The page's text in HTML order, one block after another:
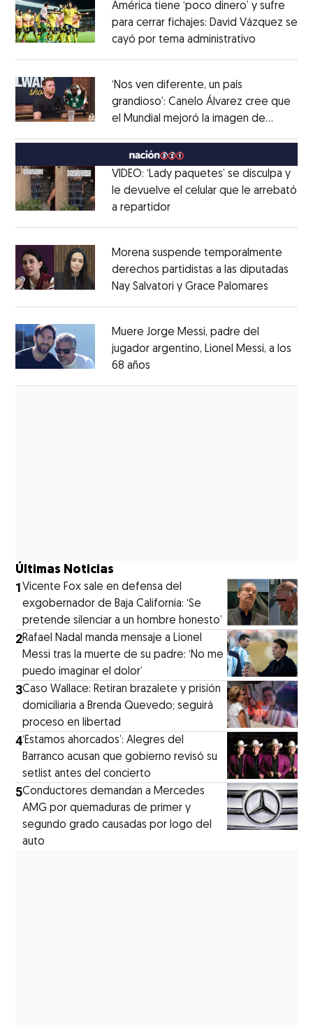
América tiene ‘poco dinero’ y sufre
para cerrar fichajes: David Vázquez se
cayó por tema administrativo
‘Nos ven diferente, un país
grandioso’: Canelo Álvarez cree que
el Mundial mejoró la imagen de
MéxicoOpens in new window
VIDEO: ‘Lady paquetes’ se disculpa y
le devuelve el celular que le arrebató
a repartidorOpens in new window
Morena suspende temporalmente
derechos partidistas a las diputadas
Nay Salvatori y Grace Palomares
Muere Jorge Messi, padre del
jugador argentino, Lionel Messi, a los
68 años
Últimas Noticias
1Vicente Fox sale en defensa del
exgobernador de Baja California: ‘Se
pretende silenciar a un hombre honesto’
2Rafael Nadal manda mensaje a Lionel
Messi tras la muerte de su padre: ‘No me
puedo imaginar el dolor’
3Caso Wallace: Retiran brazalete y prisión
domiciliaria a Brenda Quevedo; seguirá
proceso en libertad
4‘Estamos ahorcados’: Alegres del
Barranco acusan que gobierno revisó su
setlist antes del concierto
5Conductores demandan a Mercedes
AMG por quemaduras de primer y
segundo grado causadas por logo del
auto